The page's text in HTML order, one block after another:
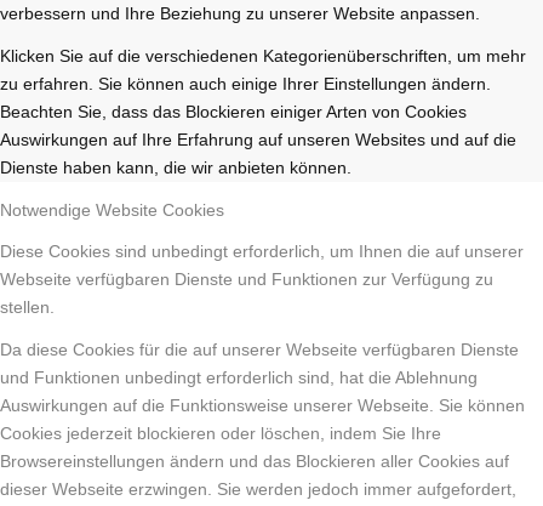
verbessern und Ihre Beziehung zu unserer Website anpassen.
Klicken Sie auf die verschiedenen Kategorienüberschriften, um mehr
zu erfahren. Sie können auch einige Ihrer Einstellungen ändern.
Beachten Sie, dass das Blockieren einiger Arten von Cookies
Auswirkungen auf Ihre Erfahrung auf unseren Websites und auf die
Dienste haben kann, die wir anbieten können.
Notwendige Website Cookies
Diese Cookies sind unbedingt erforderlich, um Ihnen die auf unserer
Webseite verfügbaren Dienste und Funktionen zur Verfügung zu
stellen.
Da diese Cookies für die auf unserer Webseite verfügbaren Dienste
und Funktionen unbedingt erforderlich sind, hat die Ablehnung
Auswirkungen auf die Funktionsweise unserer Webseite. Sie können
Cookies jederzeit blockieren oder löschen, indem Sie Ihre
Browsereinstellungen ändern und das Blockieren aller Cookies auf
dieser Webseite erzwingen. Sie werden jedoch immer aufgefordert,